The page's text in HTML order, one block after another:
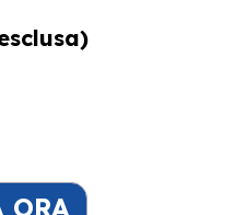
ORA